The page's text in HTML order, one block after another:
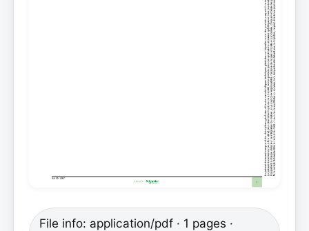
File info: application/pdf · 1 pages ·